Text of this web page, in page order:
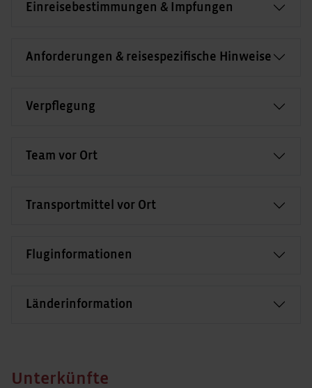
Einreisebestimmungen & Impfungen
Anforderungen & reisespezifische Hinweise
Verpflegung
Team vor Ort
Transportmittel vor Ort
Fluginformationen
Länderinformation
Unterkünfte